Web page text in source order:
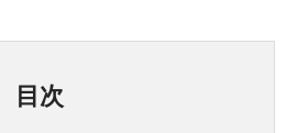
目次